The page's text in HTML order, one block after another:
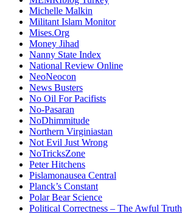
Michelle Malkin
Militant Islam Monitor
Mises.Org
Money Jihad
Nanny State Index
National Review Online
NeoNeocon
News Busters
No Oil For Pacifists
No-Pasaran
NoDhimmitude
Northern Virginiastan
Not Evil Just Wrong
NoTricksZone
Peter Hitchens
Pislamonausea Central
Planck’s Constant
Polar Bear Science
Political Correctness – The Awful Truth